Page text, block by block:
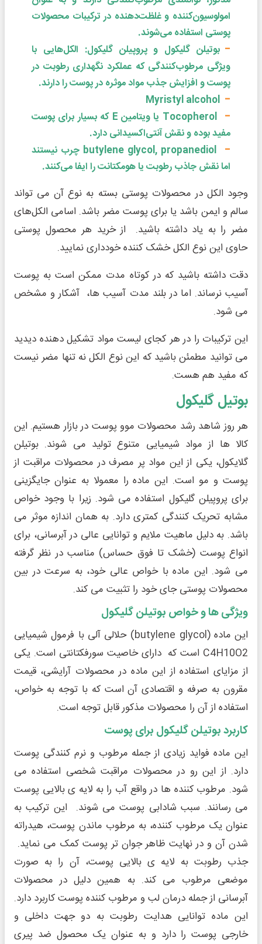
امولوسیون‌کننده و غلظت‌دهنده در ترکیبات محصولات
پوستی استفاده می‌شوند.
بوتیلن گلیکول و پروپیلن گلیکول: الکل‌هایی با
ویژگی مرطوب‌کنندگی که عملکرد نگهداری رطوبت در
پوست و افزایش جذب مواد موثره در پوست را دارند.
Myristyl alcohol
Tocopherol یا ویتامین E که بسیار برای پوست
مفید بوده و نقش آنتی‌اکسیدانی دارد.
butylene glycol, propanediol چرب نیستند
اما نقش جاذب رطوبت یا هومکتانت را ایفا می‌کنند.
وجود الکل در محصولات پوستی بسته به نوع آن می تواند
سالم و ایمن باشد یا برای پوست مضر باشد. اسامی الکل‌های
مضر را به یاد داشته باشید. از خرید هر محصول پوستی
حاوی این نوع الکل خشک کننده خودداری نمایید.
دقت داشته باشید که در کوتاه مدت ممکن است به پوست
آسیب نرساند. اما در بلند مدت آسیب ها، آشکار و مشخص
می شود.
این ترکیبات را در هر کجای لیست مواد تشکیل دهنده دیدید
می توانید مطمئن باشید که این نوع الکل نه تنها مضر نیست
که مفید هم هست.
بوتیل گلیکول
هر روز شاهد رشد محصولات موو پوست در بازار هستیم. این
کالا ها از مواد شیمیایی متنوع تولید می شوند. بوتیلن
گلایکول، یکی از این مواد پر مصرف در محصولات مراقبت از
پوست و مو است. این ماده را معمولا به عنوان جایگزینی
برای پروپیلن گلیکول استفاده می شود. زیرا با وجود خواص
مشابه تحریک کنندگی کمتری دارد. به همان اندازه موثر می
باشد. به دلیل ماهیت ملایم و توانایی عالی در آبرسانی، برای
انواع پوست (خشک تا فوق حساس) مناسب در نظر گرفته
می شود. این ماده با خواص عالی خود، به سرعت در بین
محصولات پوستی جای خود را تثبیت می کند.
ویژگی ها و خواص بوتیلن گلیکول
این ماده (butylene glycol) حلالی آلی با فرمول شیمیایی
C4H10O2 است که دارای خاصیت سورفکتانتی است. یکی
از مزایای استفاده از این ماده در محصولات آرایشی، قیمت
مقرون به صرفه و اقتصادی آن است که با توجه به خواص،
استفاده از آن را محصولات مذکور قابل توجه است.
کاربرد بوتیلن گلیکول برای پوست
این ماده فواید زیادی از جمله مرطوب و نرم کنندگی پوست
دارد. از این رو در محصولات مراقبت شخصی استفاده می
شود. مرطوب کننده ها در واقع آب را به لایه ی بالایی پوست
می رسانند. سبب شادابی پوست می شوند. این ترکیب به
عنوان یک مرطوب کننده، به مرطوب ماندن پوست، هیدراته
شدن آن و در نهایت ظاهر جوان تر پوست کمک می نماید.
جذب رطوبت به لایه ی بالایی پوست، آن را به صورت
موضعی مرطوب می کند. به همین دلیل در محصولات
آبرسانی از جمله درمان لب و مرطوب کننده پوست کاربرد دارد.
این ماده توانایی هدایت رطوبت به دو جهت داخلی و
خارجی پوست را دارد و به عنوان یک محصول ضد پیری